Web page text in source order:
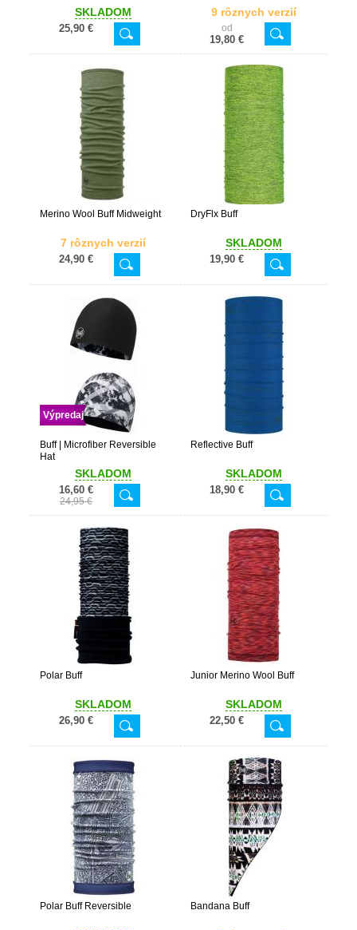
SKLADOM
25,90 €
9 rôznych verzií
od
19,80 €
Merino Wool Buff Midweight
7 rôznych verzií
24,90 €
DryFlx Buff
SKLADOM
19,90 €
Výpredaj
Buff | Microfiber Reversible
Hat
SKLADOM
16,60 €
24,95 €
Reflective Buff
SKLADOM
18,90 €
Polar Buff
SKLADOM
26,90 €
Junior Merino Wool Buff
SKLADOM
22,50 €
Polar Buff Reversible Bandana Buff